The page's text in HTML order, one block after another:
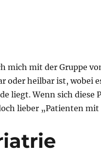
mich mit der Gruppe
oder heilbar ist, wobei
liegt. Wenn sich diese
lieber „Patienten